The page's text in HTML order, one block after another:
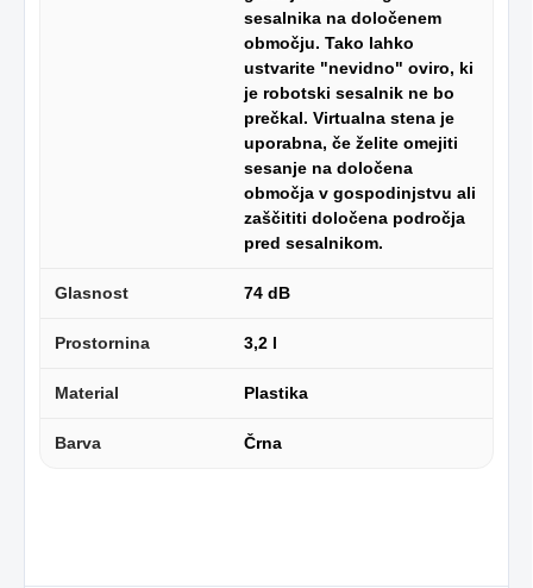
sesalnika na določenem
območju. Tako lahko
ustvarite "nevidno" oviro, ki
je robotski sesalnik ne bo
prečkal. Virtualna stena je
uporabna, če želite omejiti
sesanje na določena
območja v gospodinjstvu ali
zaščititi določena področja
pred sesalnikom.
Glasnost 74 dB
Prostornina 3,2 l
Material Plastika
Barva Črna